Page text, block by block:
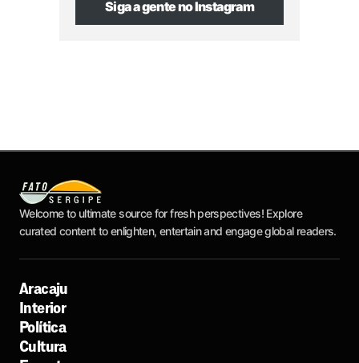
Siga a gente no Instagram
Welcome to ultimate source for fresh perspectives! Explore
curated content to enlighten, entertain and engage global readers.
Aracaju
Interior
Política
Cultura